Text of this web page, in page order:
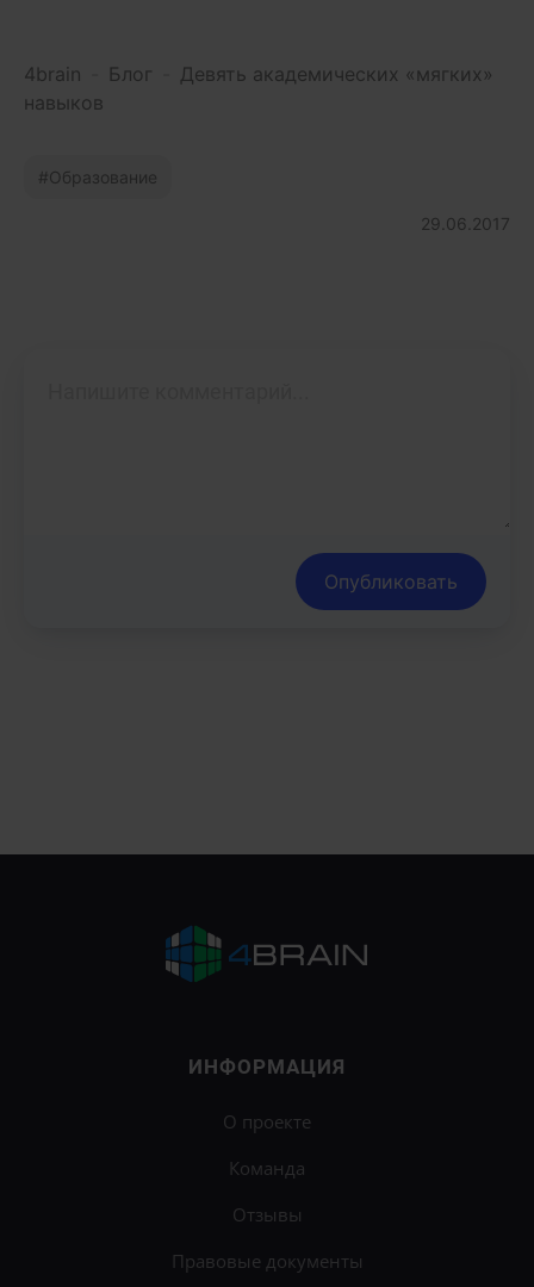
4brain Блог
Девять академических «мягких»
навыков
Образование
29.06.2017
Опубликовать
ИНФОРМАЦИЯ
О проекте
Команда
Отзывы
Правовые документы